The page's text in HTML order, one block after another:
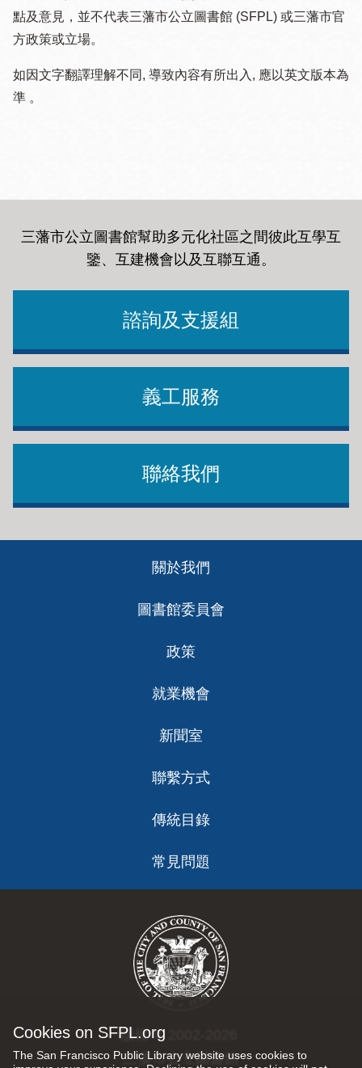
Cookies on SFPL.org
The San Francisco Public Library website uses cookies to
點及意見，並不代表三藩市公立圖書館 (SFPL) 或三藩市官
方政策或立場。
如因文字翻譯理解不同, 導致內容有所出入, 應以英文版本為
準 。
三藩市公立圖書館幫助多元化社區之間彼此互學互
鑒、互建機會以及互聯互通 。
諮詢及支援組
義工服務
聯絡我們
關於我們
圖書館委員會
政策
就業機會
新聞室
聯繫方式
傳統目錄
常見問題
版權 © 2002-2026
三藩市公立圖書館